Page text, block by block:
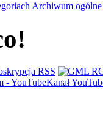
Archiwum ogólne
RSS
Kanał